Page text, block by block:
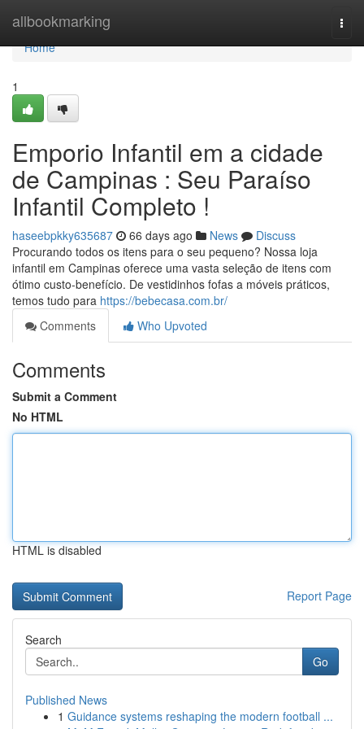
allbookmarking
Home
Home
1
Emporio Infantil em a cidade
de Campinas : Seu Paraíso
Infantil Completo !
haseebpkky635687 66 days ago News
Discuss
Procurando todos os itens para o seu pequeno? Nossa loja
infantil em Campinas oferece uma vasta seleção de itens com
ótimo custo-benefício. De vestidinhos fofas a móveis práticos,
temos tudo para https://bebecasa.com.br/
Comments
Who Upvoted
Comments
Submit a Comment
No HTML
HTML is disabled
Report Page
Search
Go
Published News
1 Guidance systems reshaping the modern football ...